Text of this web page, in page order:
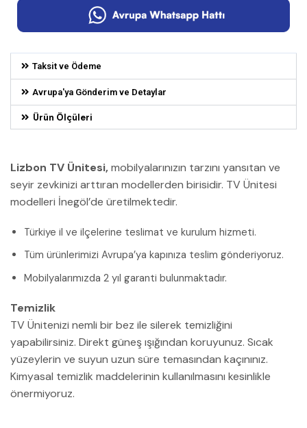
Taksit ve Ödeme
Avrupa'ya Gönderim ve Detaylar
Ürün Ölçüleri
Lizbon TV Ünitesi,mobilyalarınızın tarzını yansıtan ve
seyir zevkinizi arttıran modellerden birisidir. TV Ünitesi
modelleri İnegöl’de üretilmektedir.
Türkiye il ve ilçelerine teslimat ve kurulum hizmeti.
Tüm ürünlerimizi Avrupa’ya kapınıza teslim gönderiyoruz.
Mobilyalarımızda 2 yıl garanti bulunmaktadır.
Temizlik
TV Ünitenizi nemli bir bez ile silerek temizliğini
yapabilirsiniz. Direkt güneş ışığından koruyunuz. Sıcak
yüzeylerin ve suyun uzun süre temasından kaçınınız.
Kimyasal temizlik maddelerinin kullanılmasını kesinlikle
önermiyoruz.